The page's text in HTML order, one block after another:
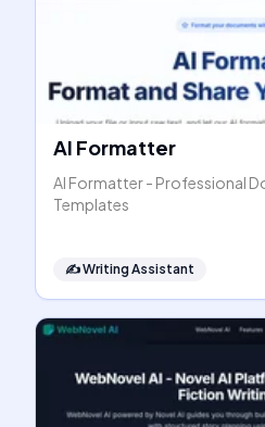
AI Formatter
AI Formatter - Professional
Templates
✍️Writing Assistant